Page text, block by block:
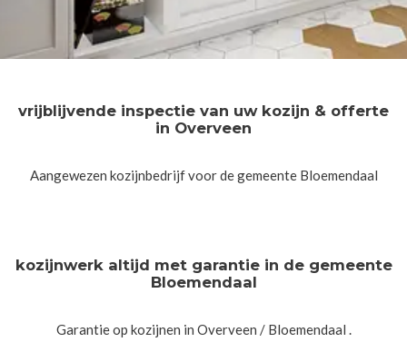
vrijblijvende inspectie van uw kozijn & offerte
in Overveen
Aangewezen kozijnbedrijf voor de gemeente Bloemendaal
kozijnwerk altijd met garantie in de gemeente
Bloemendaal
Garantie op kozijnen in Overveen / Bloemendaal .